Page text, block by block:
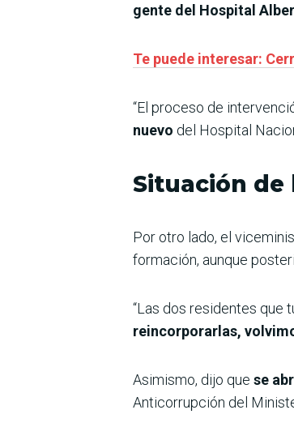
gente del Hospital
Te puede interesar:
“El proceso de
nuevo del Hospital
Situación de
Por otro lado, el
formación, aunque
“Las dos residentes que
reincorporarlas,
Asimismo, dijo que se
Anticorrupción del